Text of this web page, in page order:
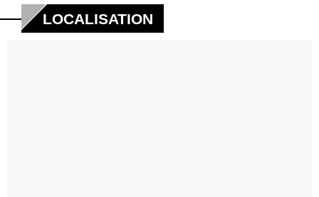
LOCALISATION